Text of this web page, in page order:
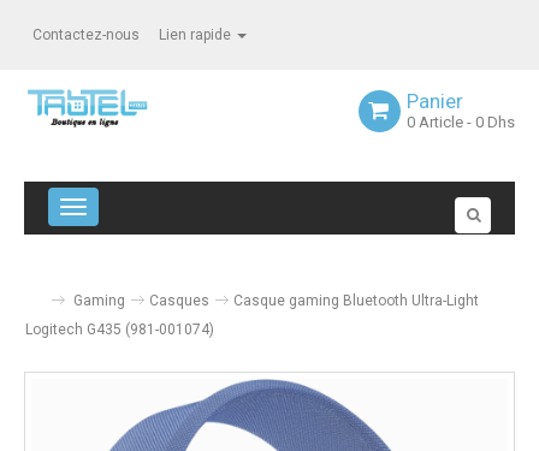
Contactez-nous Lien rapide
Panier
0 Article - 0 Dhs
Navigation bascule
Gaming Casques
Casque gaming Bluetooth Ultra-Light
Logitech G435 (981-001074)